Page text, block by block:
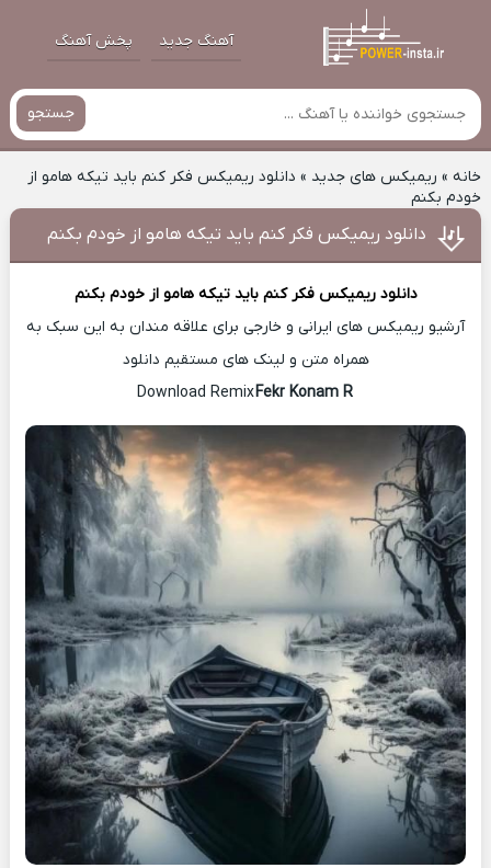
آهنگ جدید پخش آهنگ
جستجو
خانه» ریمیکس های جدید » دانلود ریمیکس فکر کنم باید تیکه هامو از
خودم بکنم
دانلود ریمیکس فکر کنم باید تیکه هامو از خودم بکنم
دانلود ریمیکس فکر کنم باید تیکه هامو از خودم بکنم
آرشیو ریمیکس های ایرانی و خارجی برای علاقه مندان به این سبک به
همراه متن و لینک های مستقیم دانلود
Fekr Konam R